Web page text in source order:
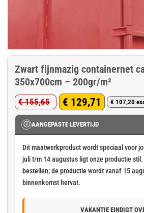
Zwart fijnmazig containernet
350x700cm – 200gr/m²
€155,65
Oorspronkelijke
prijs
was:
€ 155,65.
€ 129,71
Huidige
prijs
is:
€ 129,71.
€ 107,20
Ⓘ AANGEPASTE LEVERTIJD
Dit maatwerkproduct wordt speciaal voor
juli t/m 14 augustus ligt onze productie
bestellen; de productie wordt vanaf 15
binnenkomst hervat.
VAKANTIE EINDIGT